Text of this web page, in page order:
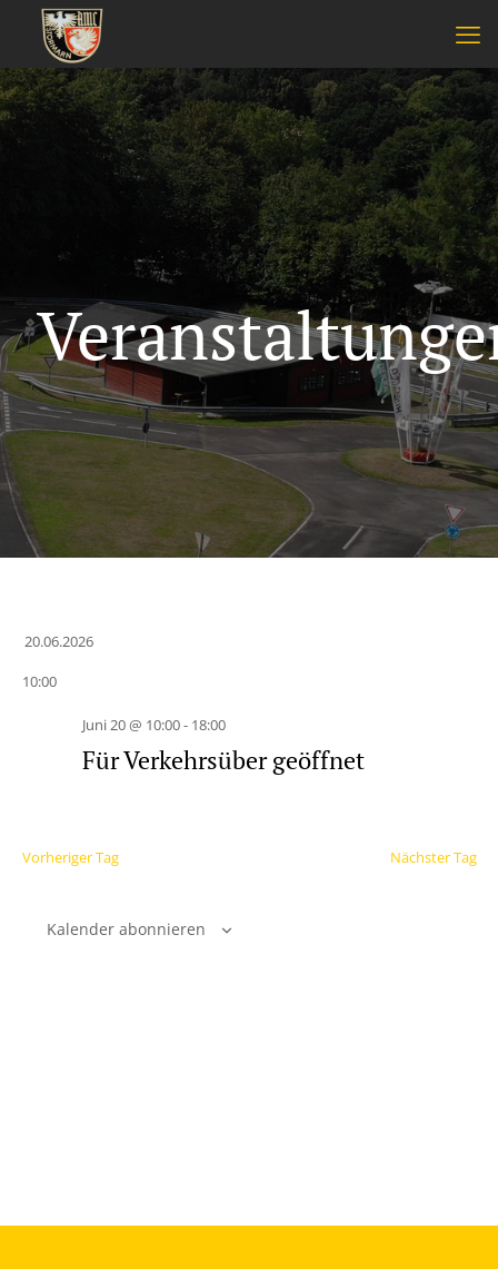
20.06.2026
wählen.
10:00
Juni 20 @ 10:00- 18:00
Für Verkehrsüber geöffnet
Vorheriger Tag Nächster Tag
Kalender abonnieren